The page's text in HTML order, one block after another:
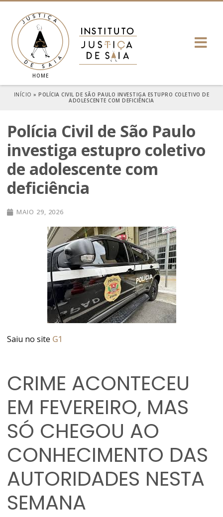
HOME
INÍCIO »POLÍCIA CIVIL DE SÃO PAULO INVESTIGA ESTUPRO COLETIVO DE
ADOLESCENTE COM DEFICIÊNCIA
Polícia Civil de São Paulo
investiga estupro coletivo
de adolescente com
deficiência
MAIO 29, 2026
Saiu no site G1
CRIME ACONTECEU
EM FEVEREIRO, MAS
SÓ CHEGOU AO
CONHECIMENTO DAS
AUTORIDADES NESTA
SEMANA